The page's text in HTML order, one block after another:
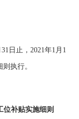
日止，2021年1月1
执行。
补贴实施细则